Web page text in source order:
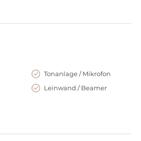
Tonanlage / Mikrofon
Leinwand / Beamer